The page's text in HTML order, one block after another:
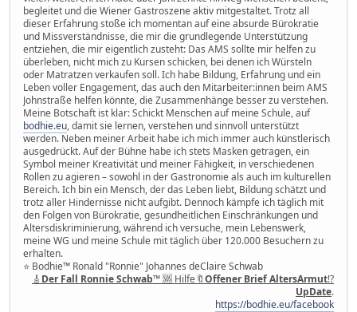
begleitet und die Wiener Gastroszene aktiv mitgestaltet. Trotz all
dieser Erfahrung stoße ich momentan auf eine absurde Bürokratie
und Missverständnisse, die mir die grundlegende Unterstützung
entziehen, die mir eigentlich zusteht: Das AMS sollte mir helfen zu
überleben, nicht mich zu Kursen schicken, bei denen ich Würsteln
oder Matratzen verkaufen soll. Ich habe Bildung, Erfahrung und ein
Leben voller Engagement, das auch den Mitarbeiter:innen beim AMS
Johnstraße helfen könnte, die Zusammenhänge besser zu verstehen.
Meine Botschaft ist klar: Schickt Menschen auf meine Schule, auf
bodhie.eu, damit sie lernen, verstehen und sinnvoll unterstützt
werden. Neben meiner Arbeit habe ich mich immer auch künstlerisch
ausgedrückt. Auf der Bühne habe ich stets Masken getragen, ein
Symbol meiner Kreativität und meiner Fähigkeit, in verschiedenen
Rollen zu agieren – sowohl in der Gastronomie als auch im kulturellen
Bereich. Ich bin ein Mensch, der das Leben liebt, Bildung schätzt und
trotz aller Hindernisse nicht aufgibt. Dennoch kämpfe ich täglich mit
den Folgen von Bürokratie, gesundheitlichen Einschränkungen und
Altersdiskriminierung, während ich versuche, mein Lebenswerk,
meine WG und meine Schule mit täglich über 120.000 Besuchern zu
erhalten.
⭐️ Bodhie™ Ronald "Ronnie" Johannes deClaire Schwab
🎸 Der Fall Ronnie Schwab™ 🆘 Hilfe🔖Offener Brief AltersArmut⁉️
UpDate.
https://bodhie.eu/facebook